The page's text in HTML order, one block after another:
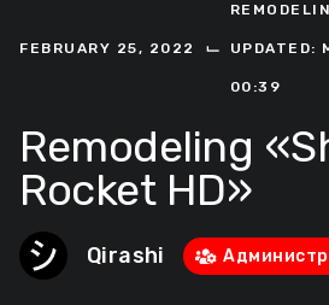
FEBRUARY 25, 2022 ⌙ UPDATED:
00:39
Remodeling
Rocket HD»
Qirashi